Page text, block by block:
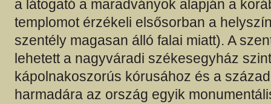
a látogató a maradványok alapján a
templomot érzékeli elsősorban a
szentély magasan álló falai miatt). A
lehetett a nagyváradi székesegyház
kápolnakoszorús kórusához és a
harmadára az ország egyik